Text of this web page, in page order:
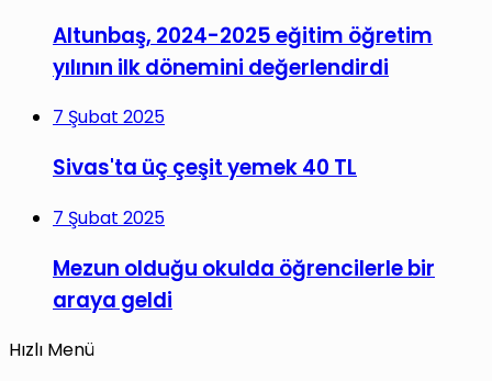
Altunbaş, 2024-2025 eğitim öğretim
yılının ilk dönemini değerlendirdi
7 Şubat 2025
Sivas'ta üç çeşit yemek 40 TL
7 Şubat 2025
Mezun olduğu okulda öğrencilerle bir
araya geldi
Hızlı Menü